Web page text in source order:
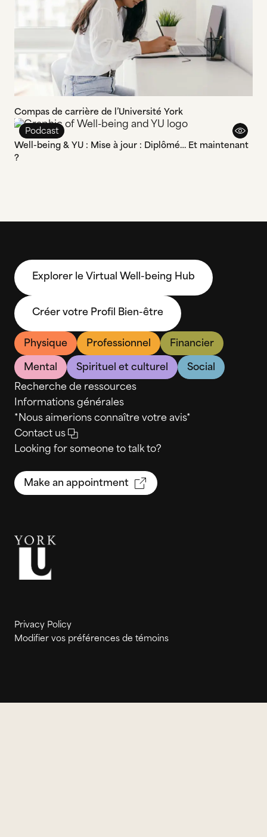
Compas de carrière de l’Université York
Well-being & YU : Mise à jour : Diplômé… Et maintenant
?
Podcast
Explorer le Virtual Well-being Hub
Créer votre Profil Bien-être
Physique Professionnel Financier
Mental Spirituel et culturel
Social
Recherche de ressources
Informations générales
*Nous aimerions connaître votre avis*
Contact us
Looking for someone to talk to?
Make an appointment
Privacy Policy
Modifier vos préférences de témoins